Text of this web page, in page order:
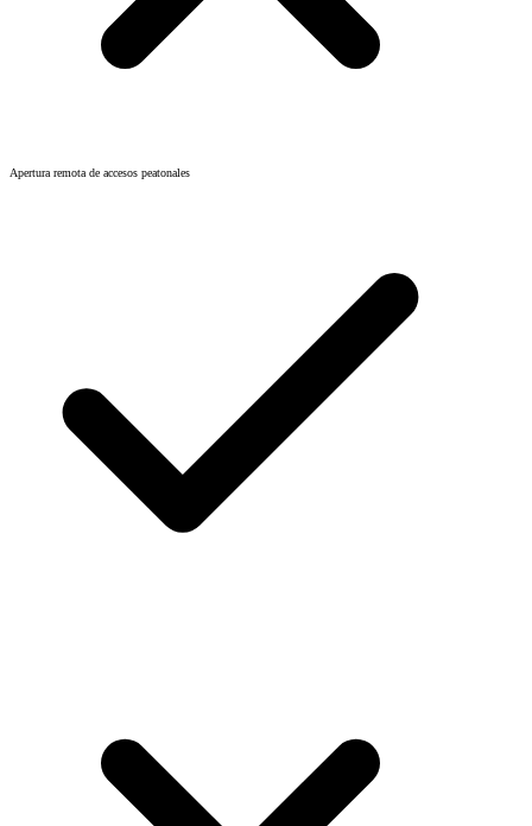
Apertura remota de accesos peatonales